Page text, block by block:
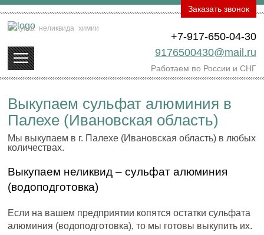
Покупка неликвида химии
+7-917-650-04-30
9176500430@mail.ru
Работаем по России и СНГ
Заказать звонок
Выкупаем сульфат алюминия в
Палехе (Ивановская область)
Мы выкупаем в г. Палехе (Ивановская область) в любых
количествах.
Выкупаем неликвид – сульфат алюминия
(водоподготовка)
Если на вашем предприятии копятся остатки сульфата
алюминия (водоподготовка), то мы готовы выкупить их.